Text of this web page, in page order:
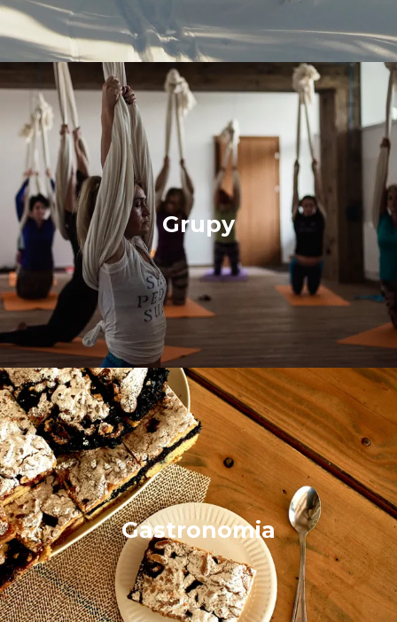
Grupy
Gastronomia